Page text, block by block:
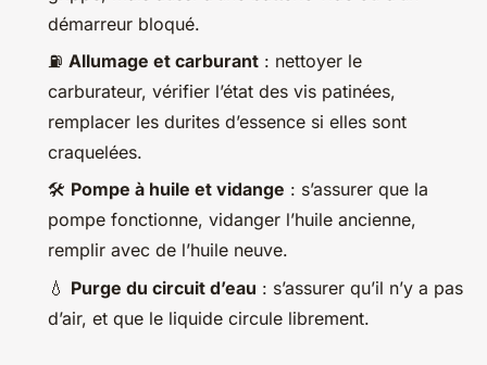
démarreur bloqué.
⛽ Allumage et carburant : nettoyer le
carburateur, vérifier l’état des vis patinées,
remplacer les durites d’essence si elles sont
craquelées.
🛠️ Pompe à huile et vidange : s’assurer que la
pompe fonctionne, vidanger l’huile ancienne,
remplir avec de l’huile neuve.
💧 Purge du circuit d’eau : s’assurer qu’il n’y a pas
d’air, et que le liquide circule librement.